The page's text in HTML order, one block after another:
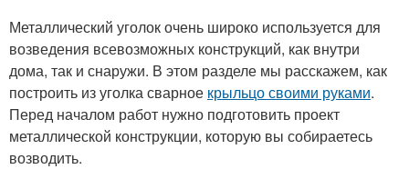
Металлический уголок очень широко используется для
возведения всевозможных конструкций, как внутри
дома, так и снаружи. В этом разделе мы расскажем, как
построить из уголка сварное крыльцо своими руками.
Перед началом работ нужно подготовить проект
металлической конструкции, которую вы собираетесь
возводить.